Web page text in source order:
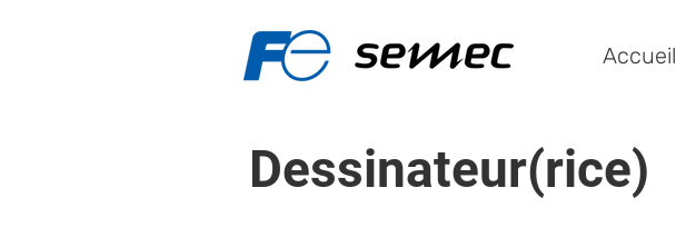
Accueil
Dessinateur(rice)